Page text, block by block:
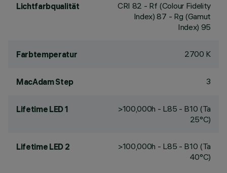
Lichtfarbqualität CRI 82 - Rf (Colour Fidelity
Index) 87 - Rg (Gamut
Index) 95
Farbtemperatur 2700 K
MacAdam Step 3
Lifetime LED 1
>100,000h - L85 - B10 (Ta
25°C)
Lifetime LED 2
>100,000h - L85 - B10 (Ta
40°C)